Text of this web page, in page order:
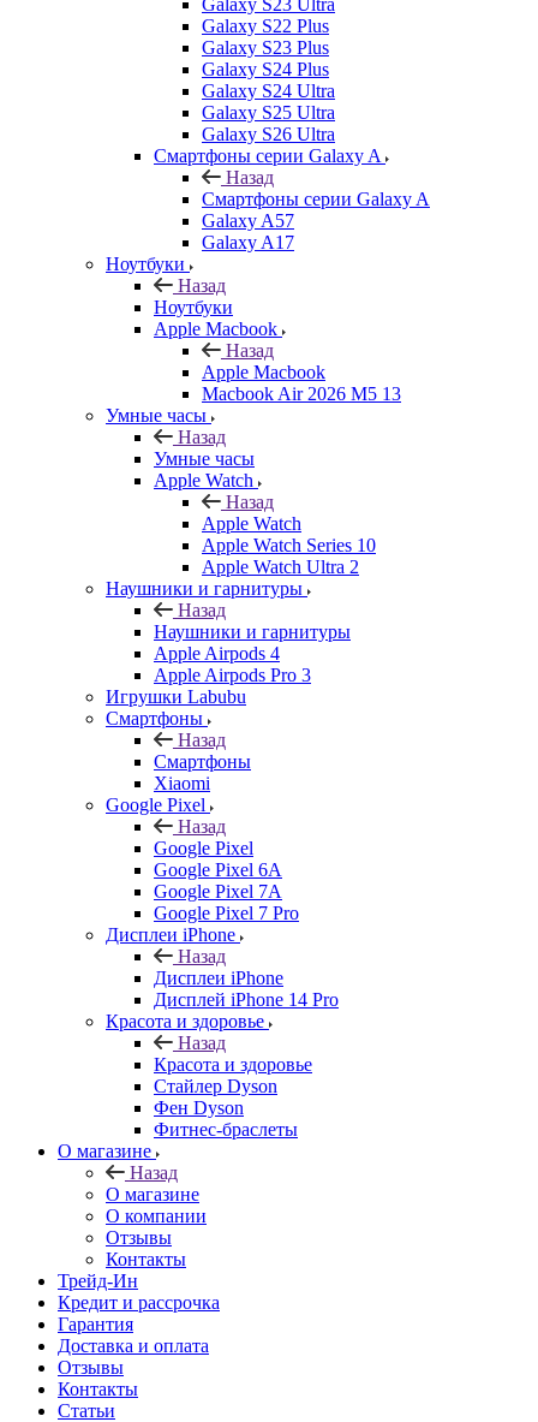
Galaxy S23 Ultra
Galaxy S22 Plus
Galaxy S23 Plus
Galaxy S24 Plus
Galaxy S24 Ultra
Galaxy S25 Ultra
Galaxy S26 Ultra
Смартфоны серии Galaxy A
Назад
Смартфоны серии Galaxy A
Galaxy A57
Galaxy A17
Ноутбуки
Назад
Ноутбуки
Apple Macbook
Назад
Apple Macbook
Macbook Air 2026 M5 13
Умные часы
Назад
Умные часы
Apple Watch
Назад
Apple Watch
Apple Watch Series 10
Apple Watch Ultra 2
Наушники и гарнитуры
Назад
Наушники и гарнитуры
Apple Airpods 4
Apple Airpods Pro 3
Игрушки Labubu
Смартфоны
Назад
Смартфоны
Xiaomi
Google Pixel
Назад
Google Pixel
Google Pixel 6A
Google Pixel 7А
Google Pixel 7 Pro
Дисплеи iPhone
Назад
Дисплеи iPhone
Дисплей iPhone 14 Pro
Красота и здоровье
Назад
Красота и здоровье
Стайлер Dyson
Фен Dyson
Фитнес-браслеты
О магазине
Назад
О магазине
О компании
Отзывы
Контакты
Трейд-Ин
Кредит и рассрочка
Гарантия
Доставка и оплата
Отзывы
Контакты
Статьи